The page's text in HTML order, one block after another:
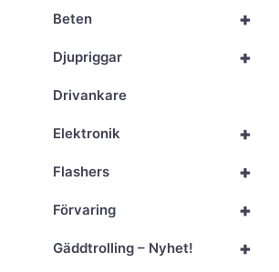
+
Beten
+
Djupriggar
Drivankare
+
Elektronik
+
Flashers
+
Förvaring
+
Gäddtrolling – Nyhet!